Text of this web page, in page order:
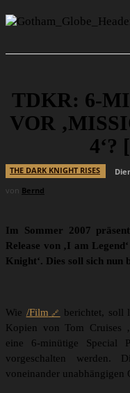
TDKR: 6-
VOR
4‘?
THE DARK KNIGHT RISES
von Bernd
Im Sommer 2007
Release von ‚I am
Knight‘. Dies soll sich nun
Wie /Film
berichtet, soll
Kopien von Tom Cruises
eine 6-minütige Special
vorgeschalten werden.
voneinander unabhängigen